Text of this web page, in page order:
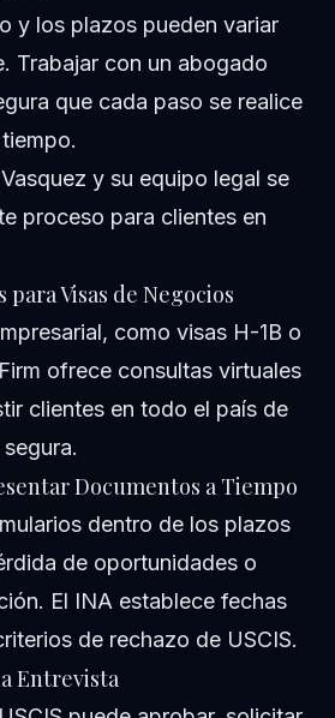
y los plazos pueden variar
Trabajar con un abogado
que cada paso se realice
y su equipo legal se
proceso para clientes en
Visas de Negocios
como visas H-1B o
ofrece consultas virtuales
clientes en todo el país de
Documentos a Tiempo
dentro de los plazos
de oportunidades o
El INA establece fechas
de rechazo de USCIS.
Entrevista